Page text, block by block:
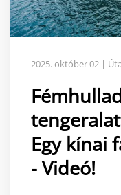
2025. október 02 |
Egy kínai
- Videó!